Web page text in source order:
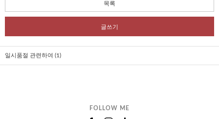
목록
글쓰기
일시품절 관련하여 (1)
FOLLOW ME